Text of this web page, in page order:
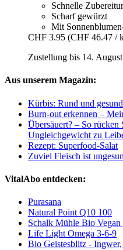
Schnelle
Scharf gewürzt
Mit
CHF 3.95 (CHF 46.47 /
Zustellung bis 14. August
Aus unserem Magazin:
Kürbis: Rund und
Burn-out erkennen –
Übersäuert? – So rücken
Ungleichgewicht zu
Rezept: Superfood-Salat
Zuviel Fleisch ist
VitalAbo entdecken:
Purasana
Natural Point Q10 100
Schalk Mühle Bio
Life Light Omega 3-6-9
Bio Geistesblitz -